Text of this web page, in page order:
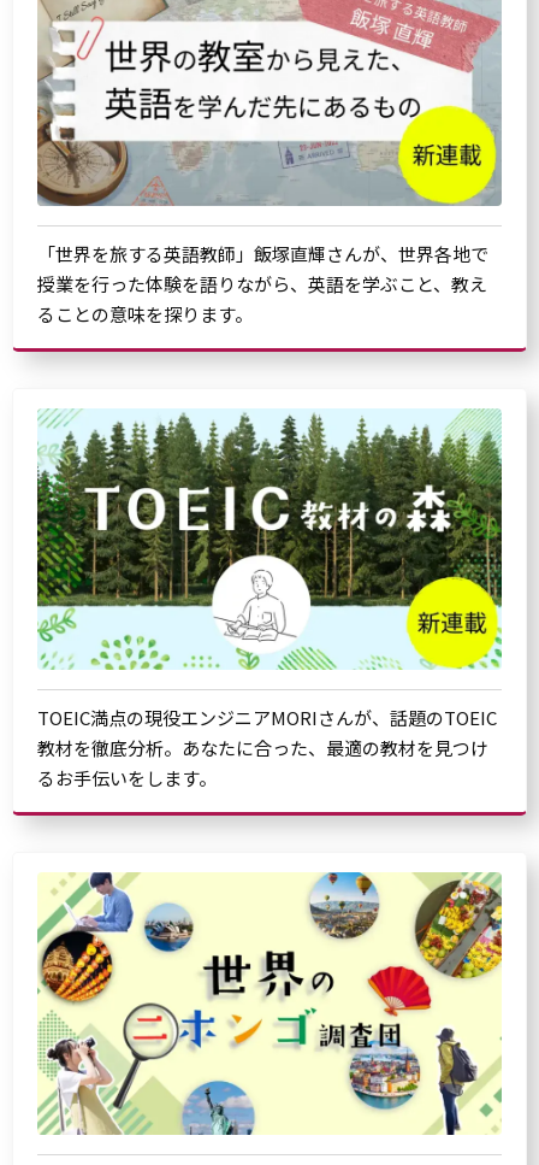
「世界を旅する英語教師」飯塚直輝さんが、世界各地で
授業を行った体験を語りながら、英語を学ぶこと、教え
ることの意味を探ります。
TOEIC満点の現役エンジニアMORIさんが、話題のTOEIC
教材を徹底分析。あなたに合った、最適の教材を見つけ
るお手伝いをします。